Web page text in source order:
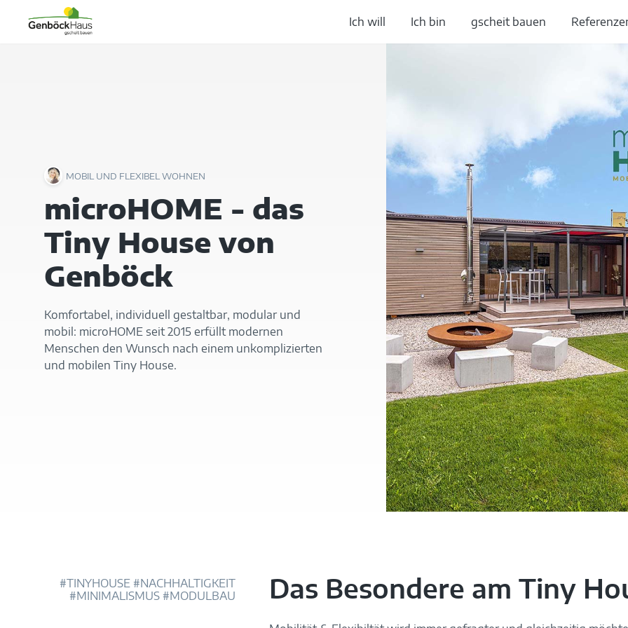
Ich will Ich bin gscheit bauen
MOBIL UND FLEXIBEL WOHNEN
microHOME - das
Tiny House von
Genböck
Komfortabel, individuell gestaltbar, modular und
mobil: microHOME seit 2015 erfüllt modernen
Menschen den Wunsch nach einem unkomplizierten
und mobilen Tiny House.
https://www.youtube-nocookie.com/watch?v=eNCNL5zrE0c
#TINYHOUSE #NACHHALTIGKEIT
#MINIMALISMUS #MODULBAU
Das Besondere am Tiny